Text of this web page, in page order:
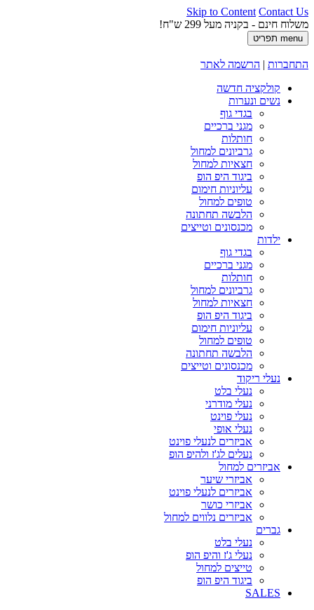
Skip to Content Contact Us
משלוח חינם - בקניה מעל 299 ש"ח!
menu תפריט
התחברות | הרשמה לאתר
קולקציה חדשה
נשים ונערות
בגדי גוף
מגני ברכיים
חותלות
גרביונים למחול
חצאיות למחול
ביגוד היפ הופ
עליוניות חימום
טופים למחול
הלבשה תחתונה
מכנסונים וטייצים
ילדות
בגדי גוף
מגני ברכיים
חותלות
גרביונים למחול
חצאיות למחול
ביגוד היפ הופ
עליוניות חימום
טופים למחול
הלבשה תחתונה
מכנסונים וטייצים
נעלי ריקוד
נעלי בלט
נעלי מודרני
נעלי פוינט
נעלי אופי
אביזרים לנעלי פוינט
נעלים לג'ז ולהיפ הופ
אביזרים למחול
אביזרי שיער
אביזרים לנעלי פוינט
אביזרי כושר
אביזרים נלווים למחול
גברים
נעלי בלט
נעלי ג'ז והיפ הופ
טייצים למחול
ביגוד היפ הופ
SALES